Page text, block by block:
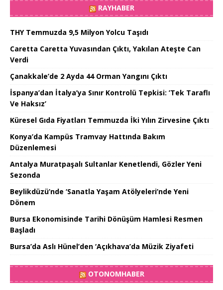
RAYHABER
THY Temmuzda 9,5 Milyon Yolcu Taşıdı
Caretta Caretta Yuvasından Çıktı, Yakılan Ateşte Can
Verdi
Çanakkale’de 2 Ayda 44 Orman Yangını Çıktı
İspanya’dan İtalya’ya Sınır Kontrolü Tepkisi: ’Tek Taraflı
Ve Haksız’
Küresel Gıda Fiyatları Temmuzda İki Yılın Zirvesine Çıktı
Konya’da Kampüs Tramvay Hattında Bakım
Düzenlemesi
Antalya Muratpaşalı Sultanlar Kenetlendi, Gözler Yeni
Sezonda
Beylikdüzü’nde ‘Sanatla Yaşam Atölyeleri’nde Yeni
Dönem
Bursa Ekonomisinde Tarihi Dönüşüm Hamlesi Resmen
Başladı
Bursa’da Aslı Hünel’den ‘Açıkhava’da Müzik Ziyafeti
OTONOMHABER